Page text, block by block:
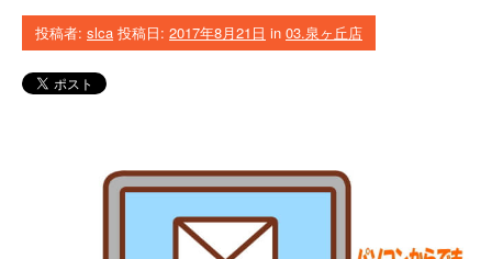
投稿者: slca 投稿日: 2017年8月21日 in 03.泉ヶ丘店